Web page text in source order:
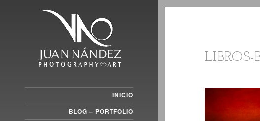
INICIO
BLOG – PORTFOLIO